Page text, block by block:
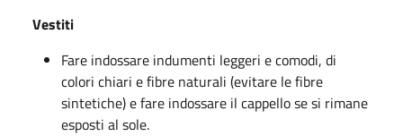
Vestiti
Fare indossare indumenti leggeri e comodi, di
colori chiari e fibre naturali (evitare le fibre
sintetiche) e fare indossare il cappello se si rimane
esposti al sole.